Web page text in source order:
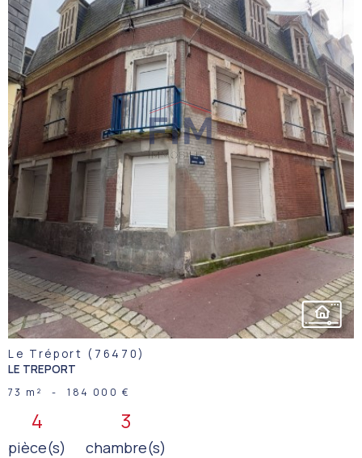
VOIR LE
BIEN
Le Tréport (76470)
LE TREPORT
73 m² - 184 000 €
4
pièce(s)
3
chambre(s)